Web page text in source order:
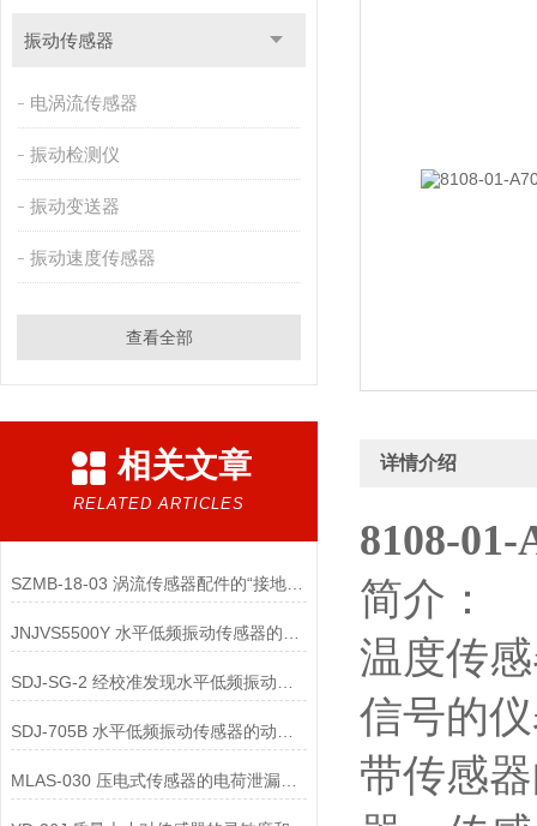
振动传感器
电涡流传感器
振动检测仪
振动变送器
振动速度传感器
查看全部
相关文章
RELATED ARTICLES
SZMB-18-03 涡流传感器配件的“接地与屏蔽”不良会导致哪些
MLAS-030 压电式传感器的电荷泄漏机制是什么？
详情介绍
8108-
简介：
温度传
信号的
带传感